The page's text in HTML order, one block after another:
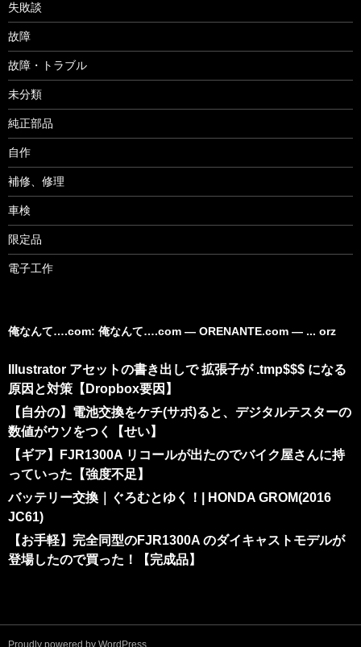
失敗談
故障
故障・トラブル
未分類
純正部品
自作
補修、修理
車検
限定品
電子工作
俺なんて….com: 俺なんて….com ― ORENANTE.com ― ... orz
Illustrator アセットの書き出しで 拡張子が .tmp$$$ になる
原因と対策【Dropbox要因】
【自分の】電池交換をケチ(サボ)ると、デジタルテスターの
数値がウソをつく【せい】
【ギア】FJR1300A リコールが出たのでバイク屋さんに持
っていった【強度不足】
バッテリー交換｜ぐろむとゆく！| HONDA GROM(2016
JC61)
【お手軽】完全同型のFJR1300A のダイキャストモデルが
登場したので買った！【完成品】
Proudly powered by WordPress